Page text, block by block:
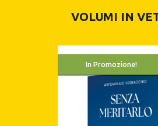
VOLUMI IN
In Promozione!